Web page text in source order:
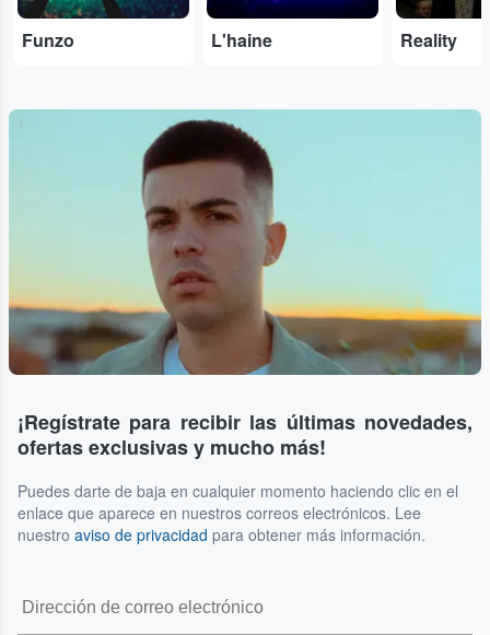
Funzo L'haine Reality
...
¡Regístrate para recibir las últimas novedades,
ofertas exclusivas y mucho más!
Puedes darte de baja en cualquier momento haciendo clic en el
enlace que aparece en nuestros correos electrónicos. Lee
nuestro aviso de privacidad para obtener más información.